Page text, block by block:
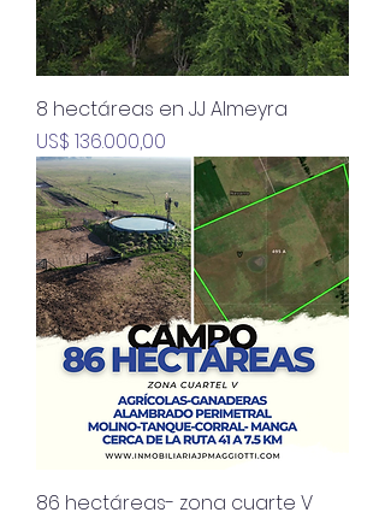
8 hectáreas en JJ Almeyra
Precio
US$ 136.000,00
86 hectáreas- zona cuarte V